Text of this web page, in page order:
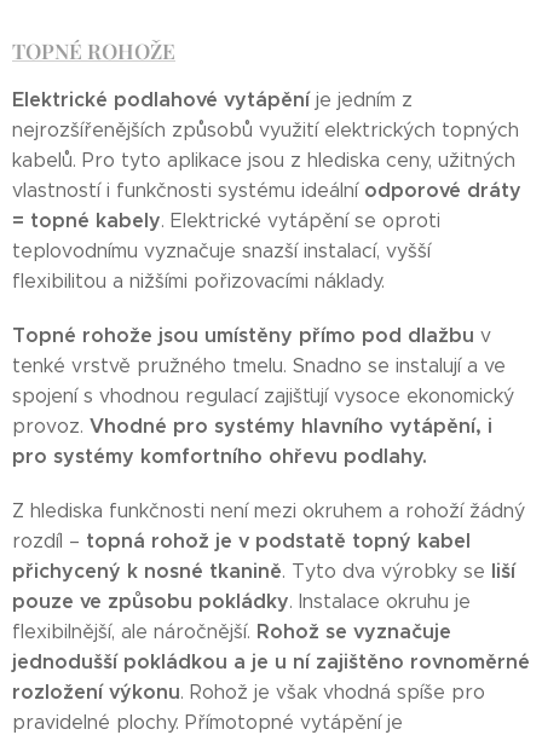
TOPNÉ ROHOŽE
Elektrické podlahové vytápěníje jedním z
nejrozšířenějších způsobů využití elektrických topných
kabelů. Pro tyto aplikace jsou z hlediska ceny, užitných
vlastností i funkčnosti systému ideální odporové dráty
= topné kabely. Elektrické vytápění se oproti
teplovodnímu vyznačuje snazší instalací, vyšší
flexibilitou a nižšími pořizovacími náklady.
Topné rohože jsou umístěny přímo pod dlažbu v
tenké vrstvě pružného tmelu. Snadno se instalují a ve
spojení s vhodnou regulací zajišťují vysoce ekonomický
provoz. Vhodné pro systémy hlavního vytápění, i
pro systémy komfortního ohřevu podlahy.
Z hlediska funkčnosti není mezi okruhem a rohoží žádný
rozdíl – topná rohož je v podstatě topný kabel
přichycený k nosné tkanině. Tyto dva výrobky se liší
pouze ve způsobu pokládky. Instalace okruhu je
flexibilnější, ale náročnější. Rohož se vyznačuje
jednodušší pokládkou a je u ní zajištěno rovnoměrné
rozložení výkonu. Rohož je však vhodná spíše pro
pravidelné plochy. Přímotopné vytápění je